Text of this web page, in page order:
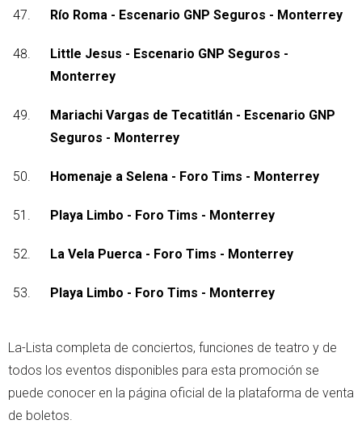
Río Roma - Escenario GNP Seguros - Monterrey
Little Jesus - Escenario GNP Seguros -
Monterrey
Mariachi Vargas de Tecatitlán - Escenario GNP
Seguros - Monterrey
Homenaje a Selena - Foro Tims - Monterrey
Playa Limbo - Foro Tims - Monterrey
La Vela Puerca - Foro Tims - Monterrey
Playa Limbo - Foro Tims - Monterrey
La-Lista completa de conciertos, funciones de teatro y de
todos los eventos disponibles para esta promoción se
puede conocer en la página oficial de la plataforma de venta
de boletos.